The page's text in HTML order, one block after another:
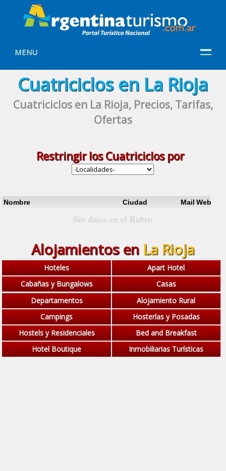
MENU
Cuatriciclos en La Rioja
Cuatriciclos en La Rioja, Precios, Tarifas,
Ofertas
Restringir losCuatriciclospor
Nombre Ciudad Mail Web
Sin datos en el Rubro
Alojamientos en La Rioja
Hoteles
Apart Hotel
Cabañas y Bungalows
Casas
Departamentos
Alojamiento Rural
Campings
Hosterías y Posadas
Hostels y Residenciales
Bed and Breakfast
Hotel Boutique
Inmobiliarias Turísticas